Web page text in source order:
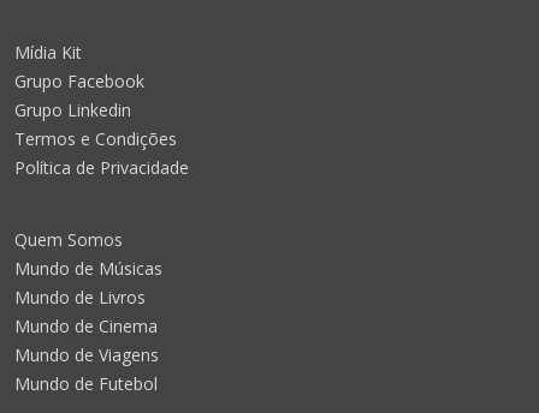
Mídia Kit
Grupo Facebook
Grupo Linkedin
Termos e Condições
Política de Privacidade
Quem Somos
Mundo de Músicas
Mundo de Livros
Mundo de Cinema
Mundo de Viagens
Mundo de Futebol